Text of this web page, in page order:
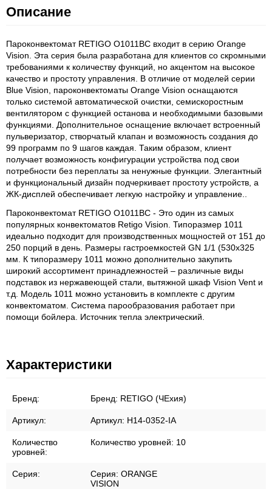
Описание
Пароконвектомат RETIGO O1011BC входит в серию Orange
Vision. Эта серия была разработана для клиентов со скромными
требованиями к количеству функций, но акцентом на высокое
качество и простоту управления. В отличие от моделей серии
Blue Vision, пароконвектоматы Orange Vision оснащаются
только системой автоматической очистки, семискоростным
вентилятором с функцией останова и необходимыми базовыми
функциями. Дополнительное оснащение включает встроенный
пульверизатор, створчатый клапан и возможность создания до
99 программ по 9 шагов каждая. Таким образом, клиент
получает возможность конфигурации устройства под свои
потребности без переплаты за ненужные функции. Элегантный
и функциональный дизайн подчеркивает простоту устройств, а
ЖК-дисплей обеспечивает легкую настройку и управление..
Пароконвектомат RETIGO O1011BC - Это один из самых
популярных конвектоматов Retigo Vision. Типоразмер 1011
идеально подходит для производственных мощностей от 151 до
250 порций в день. Размеры гастроемкостей GN 1/1 (530x325
мм. К типоразмеру 1011 можно дополнительно закупить
широкий ассортимент принадлежностей – различные виды
подставок из нержавеющей стали, вытяжной шкаф Vision Vent и
т.д. Модель 1011 можно установить в комплекте с другим
конвектоматом. Система парообразования работает при
помощи бойлера. Источник тепла электрический.
Характеристики
Бренд: Бренд: RETIGO (ЧЕхия)
Артикул: Артикул: H14-0352-IA
Количество
уровней:
Количество уровней: 10
Серия: Серия: ORANGE
VISION